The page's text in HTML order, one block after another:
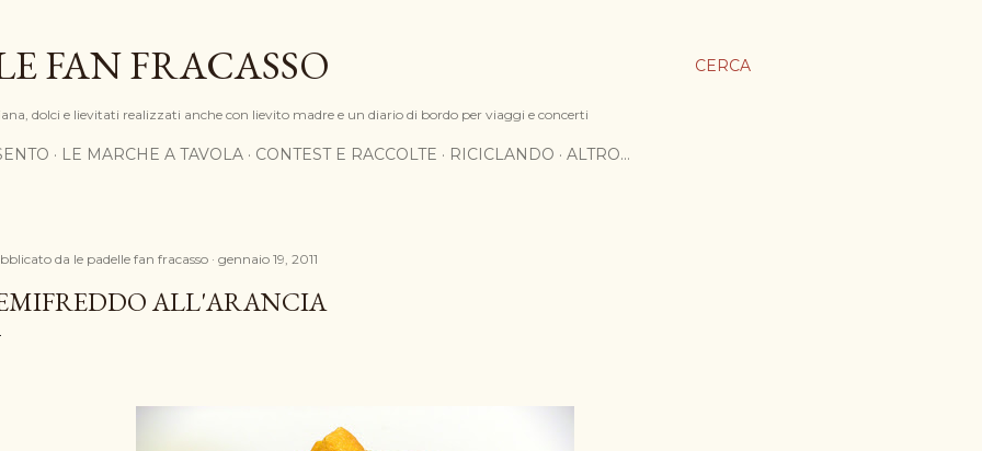
CERCA
FAN FRACASSO
dolci e lievitati realizzati anche con lievito madre e un diario di bordo per viaggi e concerti
LE MARCHE A TAVOLA CONTEST E RACCOLTE RICICLANDO ALTRO…
da le padelle fan fracasso gennaio 19, 2011
ALL'ARANCIA